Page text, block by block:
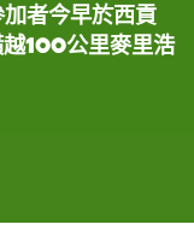
者今早於西貢
100公里麥里浩
施毅行者籌委會
員會主席周一嶽
北潭涌主持起步
要贊助機構道富
左
思先生(左四)
施會總裁余志穩
周一嶽醫生（右
先生（右三）、